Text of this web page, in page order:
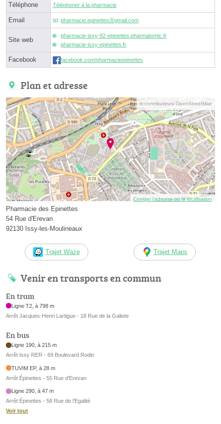
Téléphone Téléphoner à la pharmacie
Email pharmacie.epinettesⓐgmail.com
Site web
pharmacie-issy-92-epinettes.pharmatomic.fr
pharmacie-issy-epinettes.fr
Facebook facebook.com/pharmacieepinettes
Plan et adresse
© contributeurs OpenStreetMap
Corriger l’adresse ou la localisation
Pharmacie des Epinettes
54 Rue d'Erevan
92130 Issy-les-Moulineaux
Trajet Waze Trajet Maps
Venir en transports en commun
En tram
Ligne T2, à 798 m
Arrêt Jacques-Henri Lartigue - 18 Rue de la Galiote
En bus
Ligne 190, à 215 m
Arrêt Issy RER - 69 Boulevard Rodin
TUVIM EP, à 28 m
Arrêt Épinettes - 55 Rue d'Erevan
Ligne 290, à 47 m
Arrêt Épinettes - 58 Rue de l'Egalité
Voir tout